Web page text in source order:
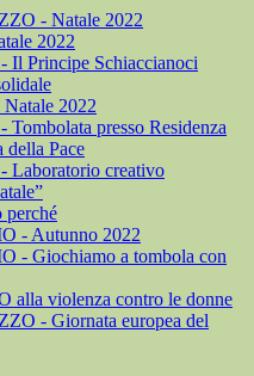
- Natale 2022
2022
Principe Schiaccianoci
2022
presso Residenza
della Pace
Laboratorio creativo
perché
- Autunno 2022
- Giochiamo a tombola con
violenza contro le donne
- Giornata europea del